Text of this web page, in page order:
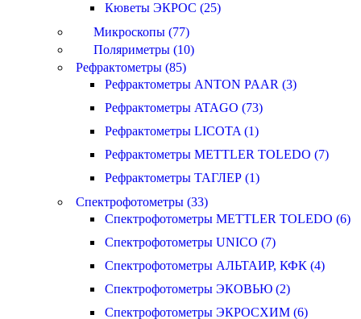
Кюветы ЭКРОС (25)
Микроскопы (77)
Поляриметры (10)
Рефрактометры (85)
Рефрактометры ANTON PAAR (3)
Рефрактометры ATAGO (73)
Рефрактометры LICOTA (1)
Рефрактометры METTLER TOLEDO (7)
Рефрактометры ТАГЛЕР (1)
Спектрофотометры (33)
Спектрофотометры METTLER TOLEDO (6)
Спектрофотометры UNICO (7)
Спектрофотометры АЛЬТАИР, КФК (4)
Спектрофотометры ЭКОВЬЮ (2)
Спектрофотометры ЭКРОСХИМ (6)